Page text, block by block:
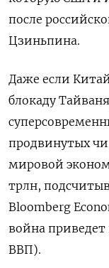
после
Цзиньпина.
Даже если
блокаду
продвинутых
мировой
трлн,
Bloomberg
война приведет
ВВП).